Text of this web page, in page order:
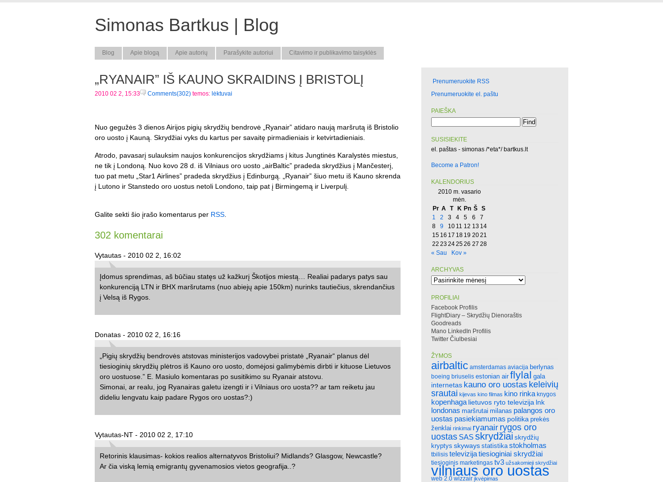
Simonas Bartkus | Blog
Blog Apie blogą Apie autorių Parašykite autoriui Citavimo ir publikavimo taisyklės
„RYANAIR” IŠ KAUNO SKRAIDINS Į BRISTOLĮ
2010 02 2, 15:33 Comments(302) temos: lėktuvai
Nuo gegužės 3 dienos Airijos pigių skrydžių bendrovė „Ryanair” atidaro naują maršrutą iš Bristolio
oro uosto į Kauną. Skrydžiai vyks du kartus per savaitę pirmadieniais ir ketvirtadieniais.
Atrodo, pavasarį sulauksim naujos konkurencijos skrydžiams į kitus Jungtinės Karalystės miestus,
ne tik į Londoną. Nuo kovo 28 d. iš Vilniaus oro uosto „airBaltic” pradeda skrydžius į Mančesterį,
tuo pat metu „Star1 Airlines” pradeda skrydžius į Edinburgą. „Ryanair” šiuo metu iš Kauno skrenda
į Lutono ir Stanstedo oro uostus netoli Londono, taip pat į Birmingemą ir Liverpulį.
Galite sekti šio įrašo komentarus per RSS
302 komentarai
Vytautas - 2010 02 2, 16:02
Įdomus sprendimas, aš būčiau statęs už kažkurį Škotijos miestą… Realiai padarys patys sau
konkurenciją LTN ir BHX maršrutams (nuo abiejų apie 150km) nurinks tautiečius, skrendančius
į Velsą iš Rygos.
Donatas - 2010 02 2, 16:16
„Pigių skrydžių bendrovės atstovas ministerijos vadovybei pristatė „Ryanair“ planus dėl
tiesioginių skrydžių plėtros iš Kauno oro uosto, domėjosi galimybėmis dirbti ir kituose Lietuvos
oro uostuose.” E. Masiulo komentaras po susitikimo su Ryanair atstovu.
Simonai, ar realu, jog Ryanairas galetu izengti ir i Vilniaus oro uosta?? ar tam reiketu jau
dideliu lengvatu kaip padare Rygos oro uostas?:)
Vytautas-NT - 2010 02 2, 17:10
Retorinis klausimas- kokios realios alternatyvos Bristoliui? Midlands? Glasgow, Newcastle?
Ar čia viską lemią emigrantų gyvenamosios vietos geografija..?
Prenumeruokite RSS
Prenumeruokite el. paštu
PAIEŠKA
SUSISIEKITE
el. paštas - simonas /*eta*/ bartkus.lt
Become a Patron!
KALENDORIUS
2010 m. vasario
mėn.
Pr A T K Pn Š S
1
2 3 4 5 6
7
8
9 10 11 12 13 14
15 16 17 18 19 2021
22 23 242526 27 28
« Sau
Kov »
ARCHYVAS
Archyvas
PROFILIAI
Facebook Profilis
FlightDiary – Skrydžių Dienoraštis
Goodreads
Mano LinkedIn Profilis
Twitter Čiulbesiai
ŽYMOS
airbaltic amsterdamas aviacija berlynas
boeing briuselis estonian air flylal gala
internetas kauno oro uostas keleivių
srautai kijevas kino filmas kino rinka knygos
kopenhaga lietuvos ryto televizija lnk
londonas maršrutai milanas palangos oro
uostas pasiekiamumas politika prekės
ženklai rinkimai ryanair rygos oro
uostas SASskrydžiai skrydžių
kryptys skyways statistika stokholmas
tbilisis televizijatiesioginiai skrydžiai
tiesioginis marketingas tv3 užsakomieji skrydžiai
vilniaus oro uostas
web 2.0 wizzair įkvėpimas